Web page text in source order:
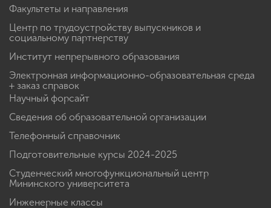
Факультеты и направления
Центр по трудоустройству выпускников и
социальному партнерству
Институт непрерывного образования
Электронная информационно-образовательная среда
+ заказ справок
Научный форсайт
Сведения об образовательной организации
Телефонный справочник
Подготовительные курсы 2024-2025
Студенческий многофункциональный центр
Мининского университета
Инженерные классы